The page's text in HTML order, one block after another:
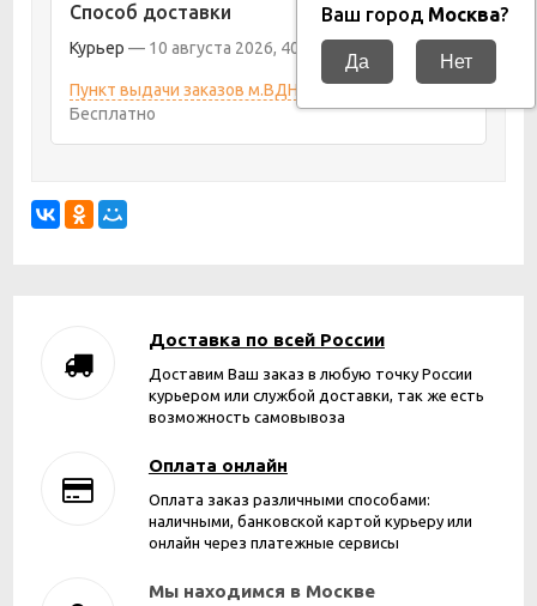
Ваш город Москва?
Способ доставки
Курьер 10 августа 2026 400 Р
Пункт выдачи заказов м.ВДНХ
10 августа 2026
Бесплатно
Доставка по всей России
Доставим Ваш заказ в любую точку России
курьером или службой доставки, так же есть
возможность самовывоза
Оплата онлайн
Оплата заказ различными способами:
наличными, банковской картой курьеру или
онлайн через платежные сервисы
Мы находимся в Москве